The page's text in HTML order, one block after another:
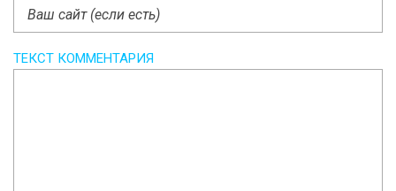
ТЕКСТ КОММЕНТАРИЯ